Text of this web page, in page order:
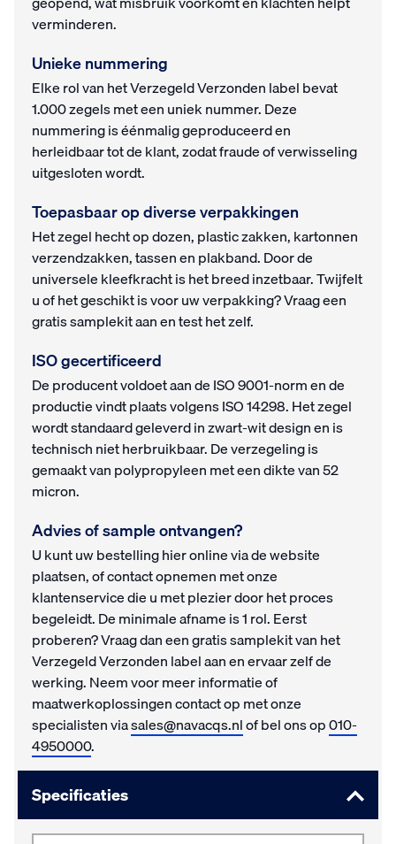
verminderen.
Unieke nummering
Elke rol van het Verzegeld Verzonden label bevat
1.000 zegels met een uniek nummer. Deze
nummering is éénmalig geproduceerd en
herleidbaar tot de klant, zodat fraude of verwisseling
uitgesloten wordt.
Toepasbaar op diverse verpakkingen
Het zegel hecht op dozen, plastic zakken, kartonnen
verzendzakken, tassen en plakband. Door de
universele kleefkracht is het breed inzetbaar. Twijfelt
u of het geschikt is voor uw verpakking? Vraag een
gratis samplekit aan en test het zelf.
ISO gecertificeerd
De producent voldoet aan de ISO 9001-norm en de
productie vindt plaats volgens ISO 14298. Het zegel
wordt standaard geleverd in zwart-wit design en is
technisch niet herbruikbaar. De verzegeling is
gemaakt van polypropyleen met een dikte van 52
micron.
Advies of sample ontvangen?
U kunt uw bestelling hier online via de website
plaatsen, of contact opnemen met onze
klantenservice die u met plezier door het proces
begeleidt. De minimale afname is 1 rol. Eerst
proberen? Vraag dan een gratis samplekit van het
Verzegeld Verzonden label aan en ervaar zelf de
werking. Neem voor meer informatie of
maatwerkoplossingen contact op met onze
specialisten viasales@navacqs.nlof bel ons op010-
4950000.
Specificaties